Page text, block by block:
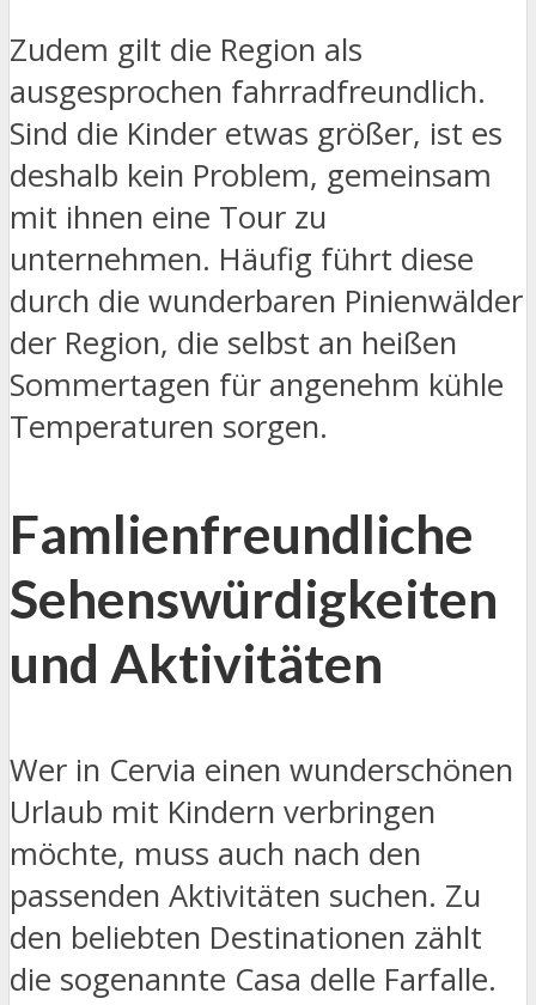
Zudem gilt die Region als
ausgesprochen fahrradfreundlich.
Sind die Kinder etwas größer, ist es
deshalb kein Problem, gemeinsam
mit ihnen eine Tour zu
unternehmen. Häufig führt diese
durch die wunderbaren Pinienwälder
der Region, die selbst an heißen
Sommertagen für angenehm kühle
Temperaturen sorgen.
Famlienfreundliche
Sehenswürdigkeiten
und Aktivitäten
Wer in Cervia einen wunderschönen
Urlaub mit Kindern verbringen
möchte, muss auch nach den
passenden Aktivitäten suchen. Zu
den beliebten Destinationen zählt
die sogenannte Casa delle Farfalle.